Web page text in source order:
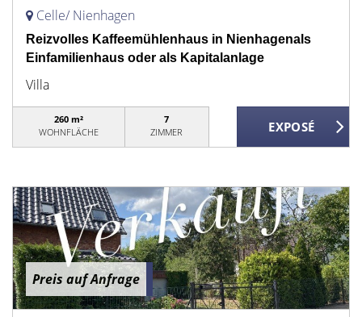
Celle/ Nienhagen
Reizvolles Kaffeemühlenhaus in Nienhagenals
Einfamilienhaus oder als Kapitalanlage
Villa
260 m²
WOHNFLÄCHE
7
ZIMMER
Preis auf Anfrage